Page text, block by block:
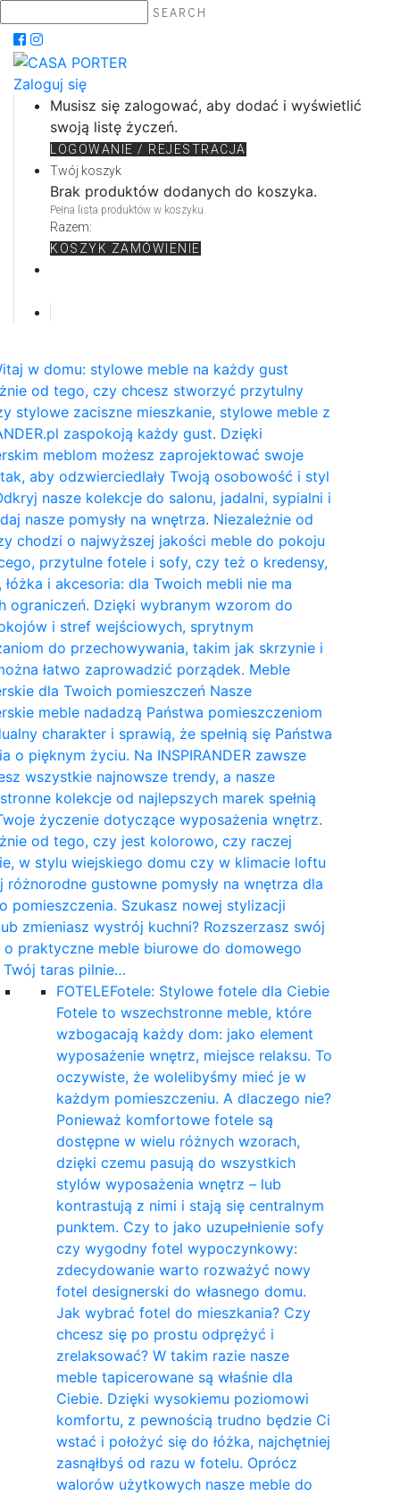
SEARCH
Zaloguj się
Musisz się zalogować, aby dodać i wyświetlić
swoją listę życzeń.
LOGOWANIE / REJESTRACJA
Twój koszyk
Brak produktów dodanych do koszyka.
Pełna lista produktów w koszyku.
Razem:
KOSZYK ZAMÓWIENIE
w domu: stylowe meble na każdy gust
od tego, czy chcesz stworzyć przytulny
stylowe zaciszne mieszkanie, stylowe meble z
zaspokoją każdy gust. Dzięki
meblom możesz zaprojektować swoje
aby odzwierciedlały Twoją osobowość i styl
nasze kolekcje do salonu, jadalni, sypialni i
nasze pomysły na wnętrza. Niezależnie od
chodzi o najwyższej jakości meble do pokoju
przytulne fotele i sofy, czy też o kredensy,
i akcesoria: dla Twoich mebli nie ma
ograniczeń. Dzięki wybranym wzorom do
i stref wejściowych, sprytnym
do przechowywania, takim jak skrzynie i
łatwo zaprowadzić porządek. Meble
dla Twoich pomieszczeń Nasze
meble nadadzą Państwa pomieszczeniom
charakter i sprawią, że spełnią się Państwa
o pięknym życiu. Na INSPIRANDER zawsze
wszystkie najnowsze trendy, a nasze
kolekcje od najlepszych marek spełnią
życzenie dotyczące wyposażenia wnętrz.
od tego, czy jest kolorowo, czy raczej
w stylu wiejskiego domu czy w klimacie loftu
różnorodne gustowne pomysły na wnętrza dla
pomieszczenia. Szukasz nowej stylizacji
zmieniasz wystrój kuchni? Rozszerzasz swój
o praktyczne meble biurowe do domowego
Twój taras pilnie…
FOTELEFotele: Stylowe fotele dla Ciebie
Fotele to wszechstronne meble, które
wzbogacają każdy dom: jako element
wyposażenie wnętrz, miejsce relaksu. To
oczywiste, że wolelibyśmy mieć je w
każdym pomieszczeniu. A dlaczego nie?
Ponieważ komfortowe fotele są
dostępne w wielu różnych wzorach,
dzięki czemu pasują do wszystkich
stylów wyposażenia wnętrz – lub
kontrastują z nimi i stają się centralnym
punktem. Czy to jako uzupełnienie sofy
czy wygodny fotel wypoczynkowy:
zdecydowanie warto rozważyć nowy
fotel designerski do własnego domu.
Jak wybrać fotel do mieszkania? Czy
chcesz się po prostu odprężyć i
zrelaksować? W takim razie nasze
meble tapicerowane są właśnie dla
Ciebie. Dzięki wysokiemu poziomowi
komfortu, z pewnością trudno będzie Ci
wstać i położyć się do łóżka, najchętniej
zasnąłbyś od razu w fotelu. Oprócz
walorów użytkowych nasze meble do